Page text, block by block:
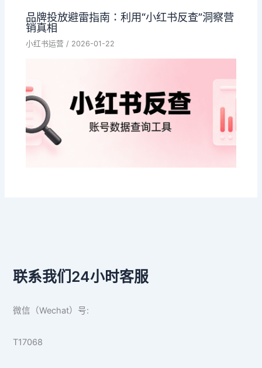
品牌投放避雷指南：利用“小红书反查”洞察营
销真相
小红书运营 / 2026-01-22
联系我们24小时客服
微信（Wechat）号:
T17068